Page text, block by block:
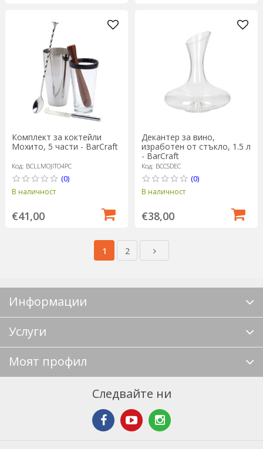
Комплект за коктейли
Мохито, 5 части - BarCraft
Код: BCLLMOJITO4PC
(0)
В наличност
€41,00
Декантер за вино,
изработен от стъкло, 1.5 л
- BarCraft
Код: BCCSDEC
(0)
В наличност
€38,00
1 2
Информации
Услуги
Моят профил
Следвайте ни